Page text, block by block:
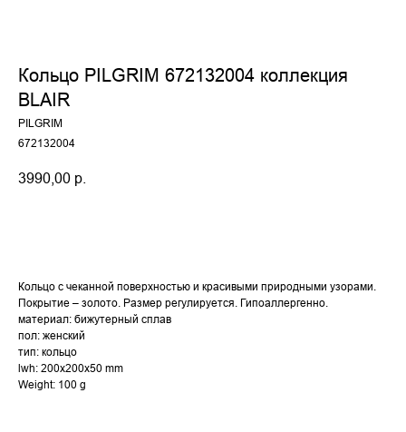
Кольцо PILGRIM 672132004 коллекция
BLAIR
PILGRIM
672132004
3990,00 р.
Кольцо с чеканной поверхностью и красивыми природными узорами.
Покрытие – золото. Размер регулируется. Гипоаллергенно.
материал: бижутерный сплав
пол: женский
тип: кольцо
lwh: 200x200x50 mm
Weight: 100 g